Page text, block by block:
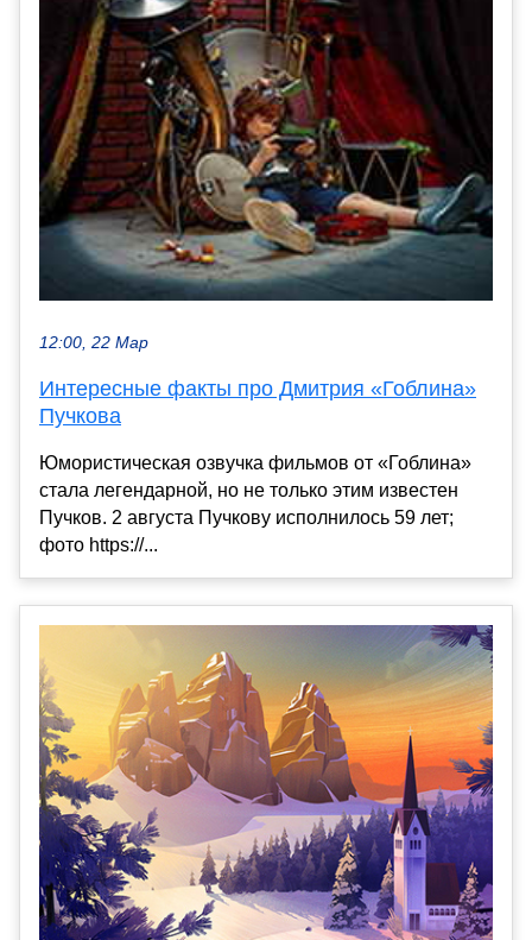
12:00, 22 Мар
Интересные факты про Дмитрия «Гоблина»
Пучкова
Юмористическая озвучка фильмов от «Гоблина»
стала легендарной, но не только этим известен
Пучков. 2 августа Пучкову исполнилось 59 лет;
фото https://...